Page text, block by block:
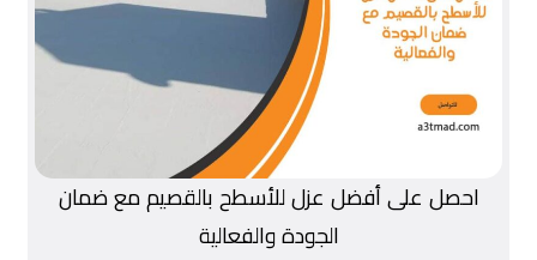
احصل على أفضل عزل للأسطح بالقصيم مع ضمان
الجودة والفعالية